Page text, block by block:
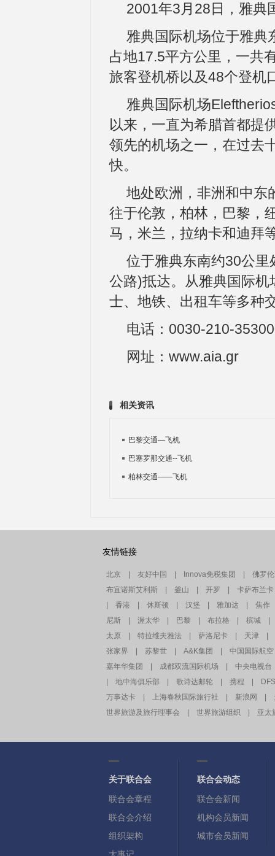
2001年3月28日，雅典
雅典国际机场位于雅典
占地17.5平方公里，一共
旅客登机桥以及48个登机
雅典国际机场
以来，一直为希腊首都提
领先的机场之一，在过去
快。
地处欧洲，非洲和中东
往于伦敦，柏林，巴黎，
马，米兰，拉纳卡和迪拜
位于雅典东南约30公
公路)抵达。从雅典国际
士、地铁、出租车等多种
电话：0030-210-
网址：www.aia.gr
相关资讯
巴黎交通—飞机
巴塞罗那交通--飞机
柏林交通——飞机
友情链接
北京 友好中国 Innova免税集团
佛罗
布宜诺斯艾利斯
釜山 开罗
卡萨布兰卡
香港 休斯顿 汉堡 雅加达
焦作
尼斯
渥太华 巴黎 布拉格 槟城
太原
特拉维夫雅法 萨洛尼卡 天津
张家界
苏黎世 A&K集团
中国国际航空
嘉年华集团
成都双流国际机场
中央电视台
地中海俱乐部 歌诗达邮轮 携程
万事达卡
上海春秋国际旅行社 新浪网
世界旅游及旅行理事会
世界旅游组织 亚太
关于联合会
联合会章程
联合会介绍
组织架构
联合会动态
联合会新闻
机构会员新闻
城市会员新闻